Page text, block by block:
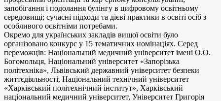
запобігання і подолання булінгу в цифровому освітньому
середовищі; сучасні підходи та дієві практики в освіті осіб з
особливого освітніми потребами.
Окремо для українських закладів вищої освіти було
організовано конкурс у 15 тематичних номінаціях. Серед
переможців: Національний медичний університет імені О.О.
Богомольця, Національний університет «Запорізька
політехніка», Львівський державний університет безпеки
життєдіяльності, Національний технічний університет
«Харківський політехнічний інститут», Харківський
національний медичний університет, Університет Григорія